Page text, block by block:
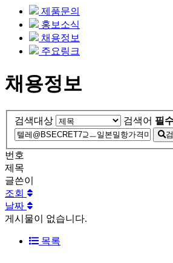
제품문의
홍보소식
채용정보
주요링크
채용정보
검색대상 검색어 필
번호
제목
글쓴이
조회
날짜
게시물이 없습니다.
목록